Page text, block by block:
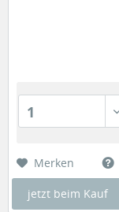
1
Merken
jetzt beim Kauf